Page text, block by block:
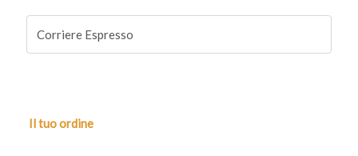
Corriere Espresso
Il tuo ordine